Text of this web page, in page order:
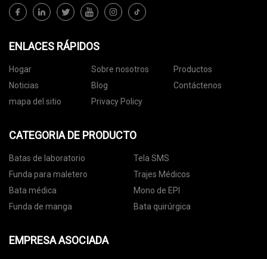
ENLACES RÁPIDOS
Hogar Sobre nosotros
Productos
Noticias
Blog
Contáctenos
mapa del sitio
Privacy Policy
CATEGORIA DE PRODUCTO
Batas de laboratorio
Tela SMS
Funda para maletero
Trajes Médicos
Bata médica
Mono de EPI
Funda de manga
Bata quirúrgica
EMPRESA ASOCIADA